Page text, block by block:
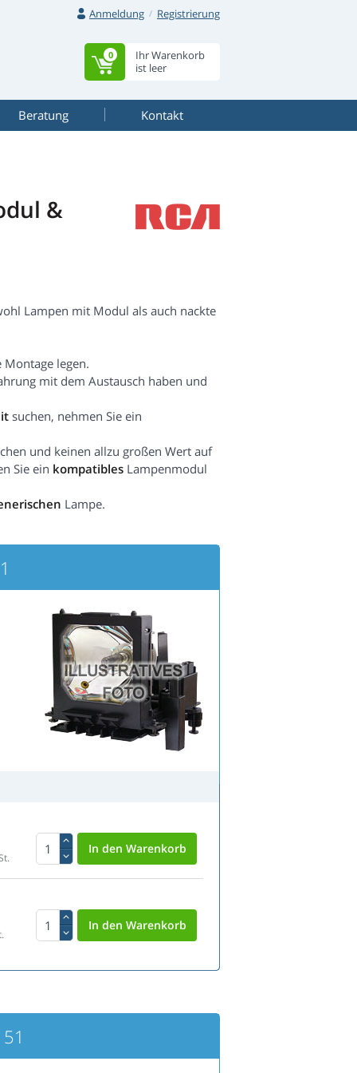
Anmeldung Registrierung
Ihr Warenkorb
ist leer
0
Beratung Kontakt
&
Lampen mit Modul als auch nackte
Montage legen.
mit dem Austausch haben und
suchen, nehmen Sie ein
und keinen allzu großen Wert auf
Sie ein kompatibles Lampenmodul
Lampe.